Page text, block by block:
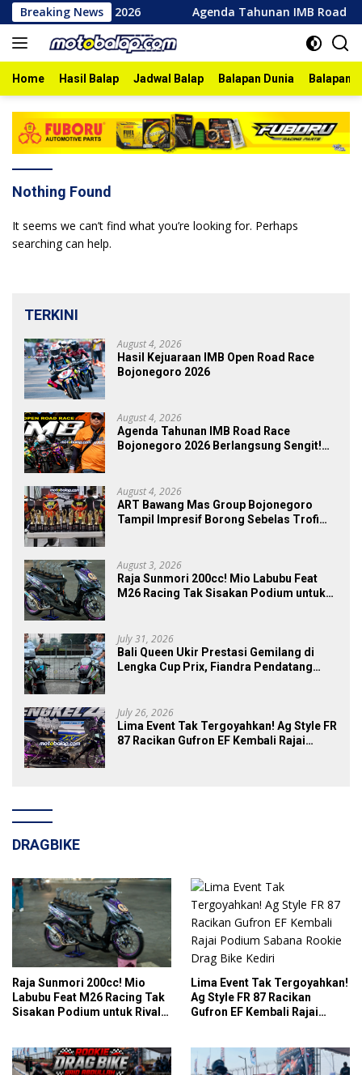
Skip
to
content
Breaking News
Bojonegoro 2026 Agenda Tahunan IMB Road
Home Hasil Balap Jadwal Balap Balapan Dunia Balapan
Nothing Found
It seems we can’t find what you’re looking for. Perhaps
searching can help.
TERKINI
August 4, 2026
Hasil Kejuaraan IMB Open Road Race
Bojonegoro 2026
August 4, 2026
Agenda Tahunan IMB Road Race
Bojonegoro 2026 Berlangsung Sengit!
August 4, 2026
ART Bawang Mas Group Bojonegoro
Tampil Impresif Borong Sebelas Trofi
August 3, 2026
Raja Sunmori 200cc! Mio Labubu Feat
M26 Racing Tak Sisakan Podium untuk
July 31, 2026
Bali Queen Ukir Prestasi Gemilang di
Lengka Cup Prix, Fiandra Pendatang
July 26, 2026
Lima Event Tak Tergoyahkan! Ag Style FR
87 Racikan Gufron EF Kembali Rajai
DRAGBIKE
Raja Sunmori 200cc! Mio
Labubu Feat M26 Racing Tak
Sisakan Podium untuk Rival
Lima Event Tak Tergoyahkan!
Ag Style FR 87 Racikan
Gufron EF Kembali Rajai